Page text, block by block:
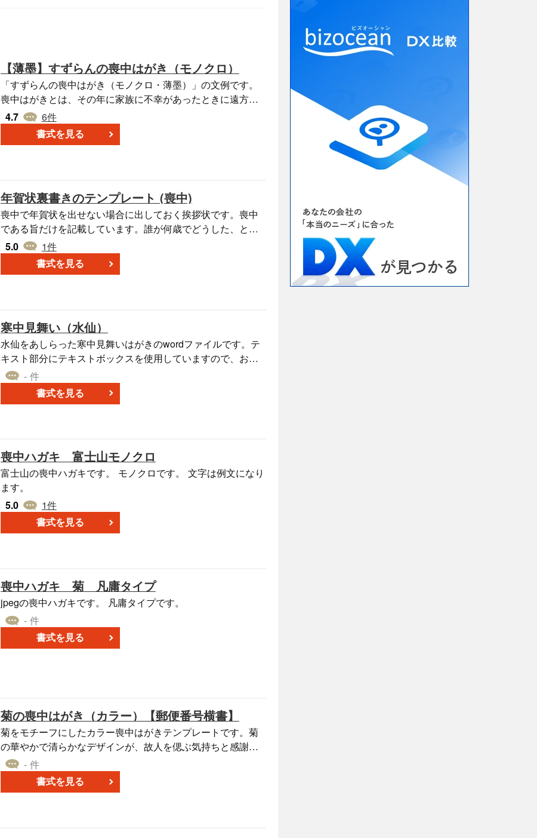
【薄墨】すずらんの喪中はがき（モノクロ）
「すずらんの喪中はがき（モノクロ・薄墨）」の文例です。
喪中はがきとは、その年に家族に不幸があったときに遠方の
親戚、知人、年賀状を送ってくださる方に家族の不幸で年賀
状は遠慮してくださいとの事前連絡です。相手が年賀状を用
意する11月中頃から12月初めまでに届けます。Word（ワー
4.7 6件
書式を見る
年賀状裏書きのテンプレート (喪中)
喪中で年賀状を出せない場合に出しておく挨拶状です。喪中
である旨だけを記載しています。誰が何歳でどうした、とい
うのは敢えて記載していませんが、追加頂いても良いでしょ
う。挿絵も控えめなものを使用しています。
5.0 1件
書式を見る
寒中見舞い（水仙）
水仙をあしらった寒中見舞いはがきのwordファイルです。テ
キスト部分にテキストボックスを使用していますので、お好
みの文章に編集可能です。年度の部分を編集してご利用下さ
い。
- 件
書式を見る
喪中ハガキ 富士山モノクロ
富士山の喪中ハガキです。 モノクロです。 文字は例文になり
ます。
5.0
1件
書式を見る
喪中ハガキ 菊 凡庸タイプ
jpegの喪中ハガキです。 凡庸タイプです。
- 件
書式を見る
菊の喪中はがき（カラー）【郵便番号横書】
菊をモチーフにしたカラー喪中はがきテンプレートです。菊
の華やかで清らかなデザインが、故人を偲ぶ気持ちと感謝の
心を品よく表現します。挨拶文例が付属しており、必要事項
を記入するだけで簡単に完成します。Word形式対応で、文章
やデザインの編集も自由自在です。 ■喪中はがきとは 親族の
- 件
書式を見る